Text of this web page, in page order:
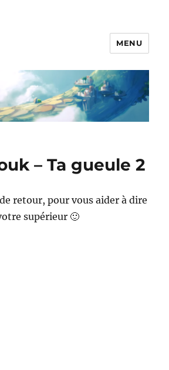
MENU
– Ta gueule 2
retour, pour vous aider à dire
supérieur 🙂